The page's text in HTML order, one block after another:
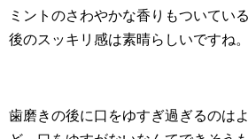
ミントのさわやかな香りもついてい
後のスッキリ感は素晴らしいですね。
歯磨きの後に口をゆすぎ過ぎるのは